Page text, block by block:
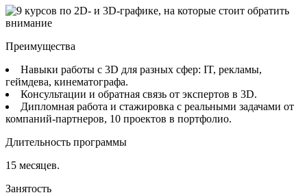
Преимущества
Навыки работы с 3D для разных сфер: IT, рекламы,
геймдева, кинематографа.
Консультации и обратная связь от экспертов в 3D.
Дипломная работа и стажировка с реальными задачами от
компаний-партнеров, 10 проектов в портфолио.
Длительность программы
15 месяцев.
Занятость